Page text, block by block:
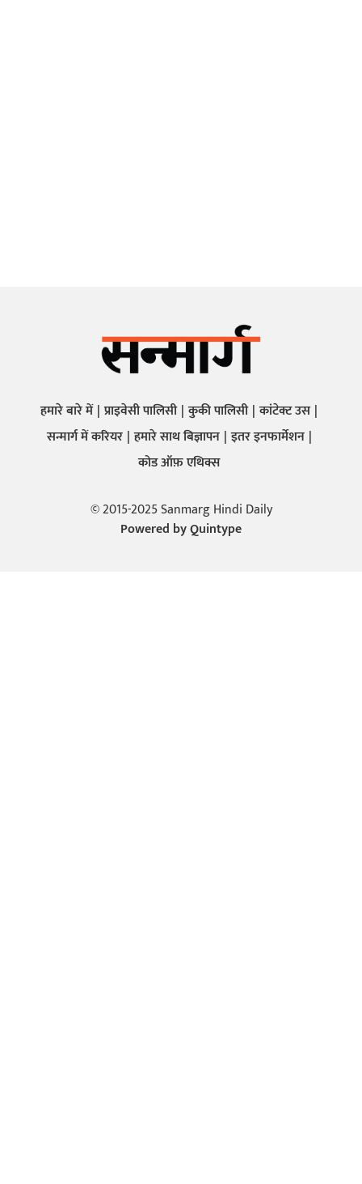
हमारे बारे में प्राइवेसी पालिसी कुकी पालिसी कांटेक्ट उस
सन्मार्ग में करियर हमारे साथ बिज्ञापन इतर इनफार्मेशन
कोड ऑफ़ एथिक्स
© 2015-2025 Sanmarg Hindi Daily
Powered byQuintype